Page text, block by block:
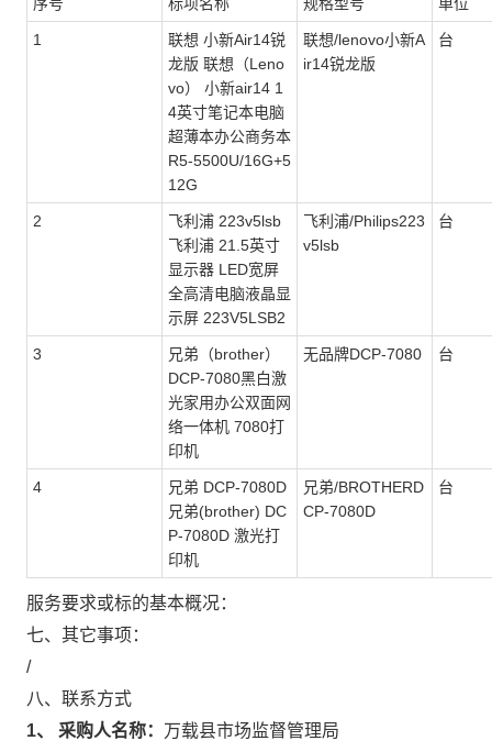
1
联想 小新Air14锐
龙版 联想（Leno
vo） 小新air14 1
4英寸笔记本电脑
超薄本办公商务本
R5-5500U/16G+5
12G
联想/lenovo小新A
ir14锐龙版
台
2
飞利浦 223v5lsb
飞利浦 21.5英寸
显示器 LED宽屏
全高清电脑液晶显
示屏 223V5LSB2
飞利浦/Philips223
v5lsb
台
3
兄弟（brother）
DCP-7080黑白激
光家用办公双面网
络一体机 7080打
印机
无品牌DCP-7080 台
4
兄弟 DCP-7080D
兄弟(brother) DC
P-7080D 激光打
印机
兄弟/BROTHERD
CP-7080D
台
服务要求或标的基本概况：
七、其它事项：
/
八、联系方式
1、 采购人名称： 万载县市场监督管理局